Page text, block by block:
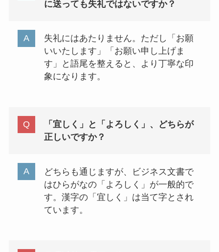
に送っても失礼ではないですか？
失礼にはあたりません。ただし「お願
いいたします」「お願い申し上げま
す」と語尾を整えると、より丁寧な印
象になります。
「宜しく」と「よろしく」、どちらが
正しいですか？
どちらも通じますが、ビジネス文書で
はひらがなの「よろしく」が一般的で
す。漢字の「宜しく」は当て字とされ
ています。